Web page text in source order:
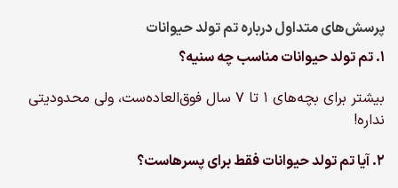
پرسش‌های متداول درباره تم تولد حیوانات
۱. تم تولد حیوانات مناسب چه سنیه؟
بیشتر برای بچه‌های ۱ تا ۷ سال فوق‌العاده‌ست، ولی محدودیتی
نداره!
۲. آیا تم تولد حیوانات فقط برای پسرهاست؟